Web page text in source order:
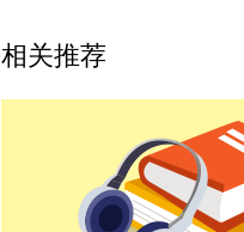
相关推荐